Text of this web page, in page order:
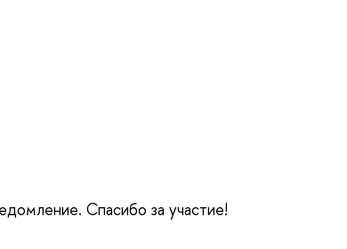
Спасибо за участие!